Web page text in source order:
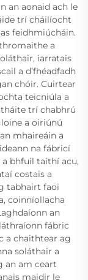
an aonaid ach le
trí cháilíocht
feidhmiúcháin.
a
iarratais
a d’fhéadfadh
chóir. Cuirtear
teicniúla a
trí chabhrú
a oiriúnú
mhaireáin a
na fábricí
bhfuil taithí acu,
costais a
tabhairt faoi
coinníollacha
an
fábric
a chaithtear ag
soláthair a
an am ceart
maidir le